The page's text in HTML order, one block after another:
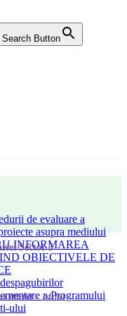
Search Button
de evaluare a
asupra mediului
INFORMAREA
OBIECTIVELE DE
a Programului
ului
Sector 5
08:00 - 14:00